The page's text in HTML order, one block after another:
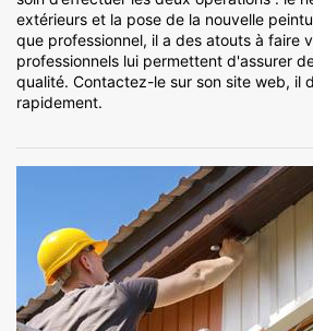
extérieurs et la pose de la nouvelle
que professionnel, il a des atouts à faire
professionnels lui permettent d'assurer
qualité. Contactez-le sur son site web, il
rapidement.